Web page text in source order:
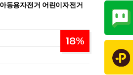
동용자전거 어린이자전거
18%